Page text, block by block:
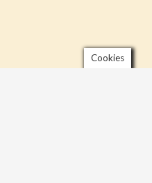
Cookies